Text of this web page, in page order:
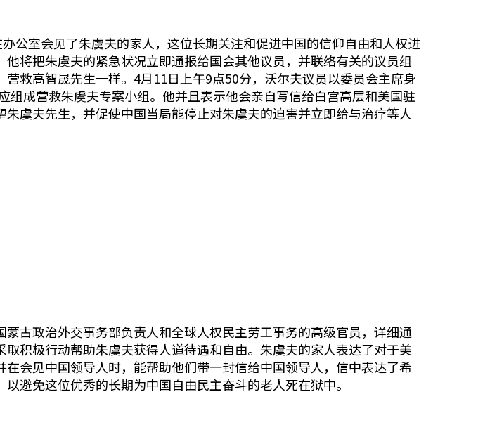
公室会见了朱虞夫的家人，这位长期关注和促进中国的信仰自由和人权进
将把朱虞夫的紧急状况立即通报给国会其他议员，并联络有关的议员组
高智晟先生一样。4月11日上午9点50分，沃尔夫议员以委员会主席身
组成营救朱虞夫专案小组。他并且表示他会亲自写信给白宫高层和美国驻
虞夫先生，并促使中国当局能停止对朱虞夫的迫害并立即给与治疗等人
古政治外交事务部负责人和全球人权民主劳工事务的高级官员，详细通
积极行动帮助朱虞夫获得人道待遇和自由。朱虞夫的家人表达了对于美
会见中国领导人时，能帮助他们带一封信给中国领导人，信中表达了希
避免这位优秀的长期为中国自由民主奋斗的老人死在狱中。